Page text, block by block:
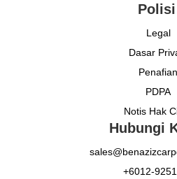
Polisi
Legal
Dasar
Penafian
PDPA
Notis Hak
Hubungi
+6012-